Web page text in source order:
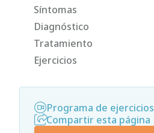
Síntomas
Diagnóstico
Tratamiento
Ejercicios
Programa de ejercicios
Compartir esta página